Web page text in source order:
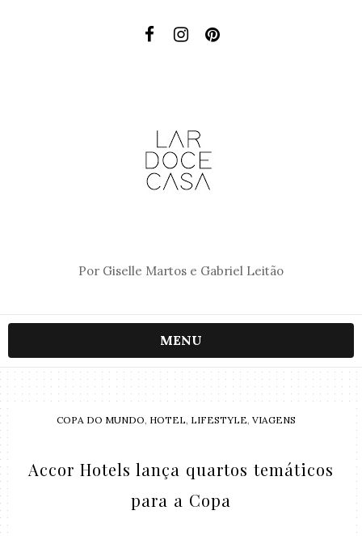
Por Giselle Martos e Gabriel Leitão
MENU
COPA DO MUNDO, HOTEL, LIFESTYLE, VIAGENS
Accor Hotels lança quartos temáticos
para a Copa